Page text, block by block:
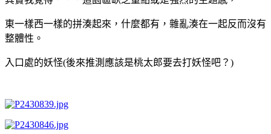
東一樣西一樣的拼湊起來，什麼都有，雜亂湊在一起反而沒有
整體性。
入口處的妖怪(後來推測應該是桃太郎要去打妖怪吧？)